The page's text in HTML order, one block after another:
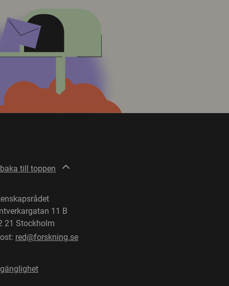
till toppen
11 B
21 Stockholm
red@forskning.se